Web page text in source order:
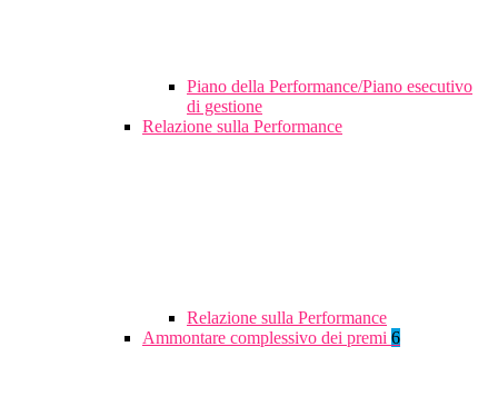
Piano della Performance/Piano esecutivo
di gestione
Relazione sulla Performance
Relazione sulla Performance
Ammontare complessivo dei premi 6